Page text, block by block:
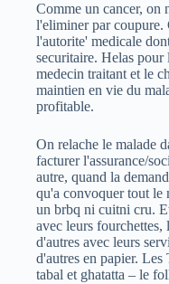
Comme un cancer, on
l'eliminer par coupure.
l'autorite' medicale
securitaire. Helas
medecin traitant et le
maintien en vie du
profitable.
On relache le malade
facturer l'assurance/
autre, quand la
qu'a convoquer tout le
un brbq ni cuitni cru.
avec leurs fourchettes,
d'autres avec leurs
d'autres en papier.
tabal et ghatatta – le